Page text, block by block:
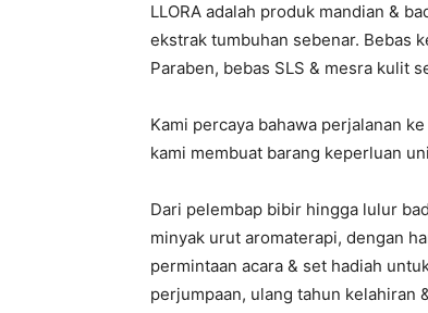
LLORA adalah produk mandian &
ekstrak tumbuhan sebenar. Bebas
Paraben, bebas SLS & mesra kulit
Kami percaya bahawa perjalanan
kami membuat barang keperluan
Dari pelembap bibir hingga lulur
minyak urut aromaterapi, dengan
permintaan acara & set hadiah
perjumpaan, ulang tahun kelahiran